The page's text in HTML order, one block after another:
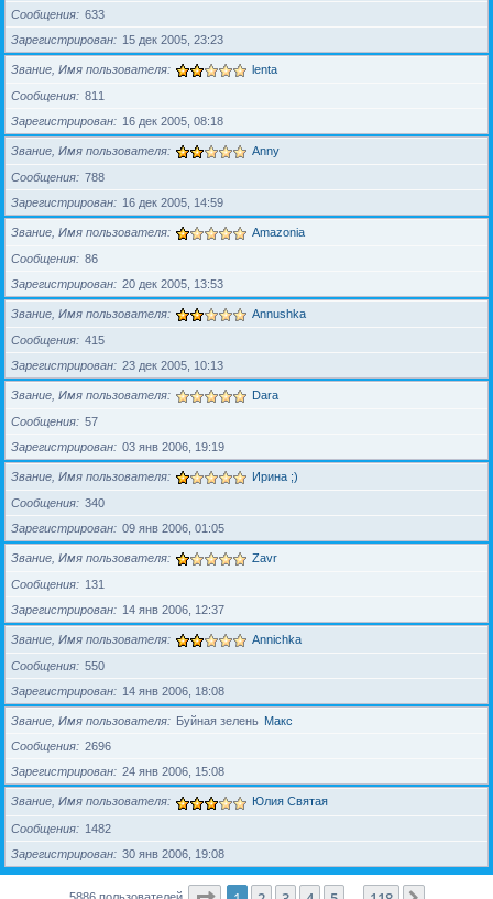
Сообщения
633
Зарегистрирован
15 дек 2005, 23:23
Звание, Имя пользователя lenta
Сообщения
811
Зарегистрирован
16 дек 2005, 08:18
Звание, Имя пользователя Anny
Сообщения
788
Зарегистрирован
16 дек 2005, 14:59
Звание, Имя пользователя Amazonia
Сообщения
86
Зарегистрирован
20 дек 2005, 13:53
Звание, Имя пользователя Annushka
Сообщения
415
Зарегистрирован
23 дек 2005, 10:13
Звание, Имя пользователя Dara
Сообщения
57
Зарегистрирован
03 янв 2006, 19:19
Звание, Имя пользователя Ирина ;)
Сообщения
340
Зарегистрирован
09 янв 2006, 01:05
Звание, Имя пользователя Zavr
Сообщения
131
Зарегистрирован
14 янв 2006, 12:37
Звание, Имя пользователя Annichka
Сообщения
550
Зарегистрирован
14 янв 2006, 18:08
Звание, Имя пользователя Буйная зелень Макс
Сообщения
2696
Зарегистрирован
24 янв 2006, 15:08
Звание, Имя пользователя Юлия Святая
Сообщения
1482
Зарегистрирован
30 янв 2006, 19:08
5886 пользователей